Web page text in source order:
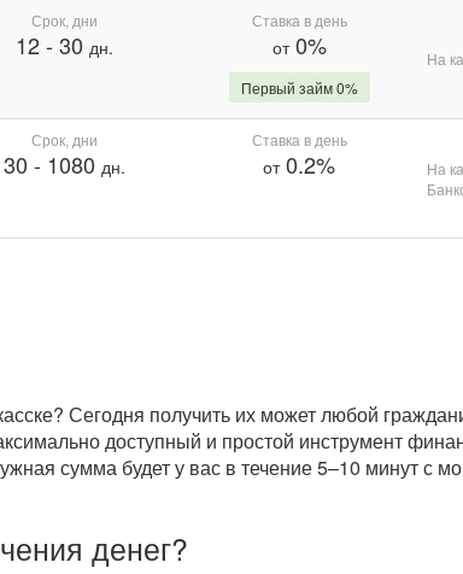
Срок, дни
12- 30 дн.
Ставка в день
от0%
Первый займ 0%
На
Срок, дни
30 - 1080 дн.
Ставка в день
от0.2%
На
Сегодня получить их может любой
доступный и простой инструмент
сумма будет у вас в течение 5–10 минут с
денег?